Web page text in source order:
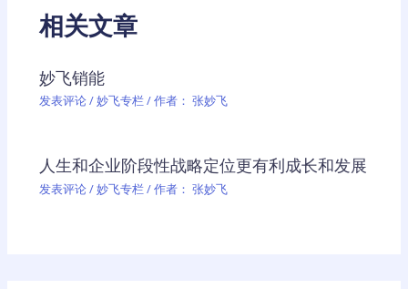
相关文章
妙飞销能
发表评论/妙飞专栏/ 作者： 张妙飞
人生和企业阶段性战略定位更有利成长和发展
发表评论/妙飞专栏/ 作者： 张妙飞